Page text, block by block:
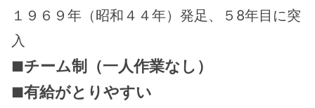
１９６９年（昭和４４年）発足、５8年目に突
入
■チーム制（一人作業なし）
■有給がとりやすい